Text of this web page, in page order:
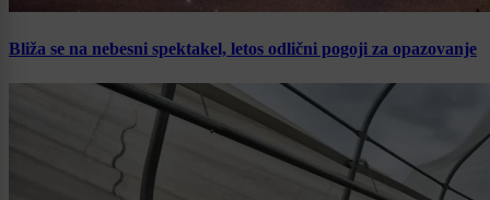
Bliža se na nebesni spektakel, letos odlični pogoji za opazovanje